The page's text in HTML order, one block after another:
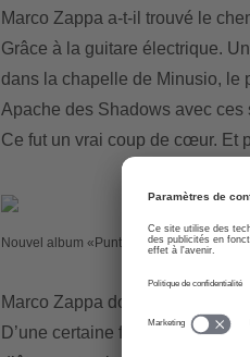
Marco Zappa a-t-il trouvé le
Grâce à la guitare électrique.
dans la chapelle de Minusio, le
Apache des Shadows avec
Ce fut un vrai coup de cœur. Et
Nouvel album «PuntEBarrier».
Marco Zappa doit donc sa
D’une certaine façon oui,